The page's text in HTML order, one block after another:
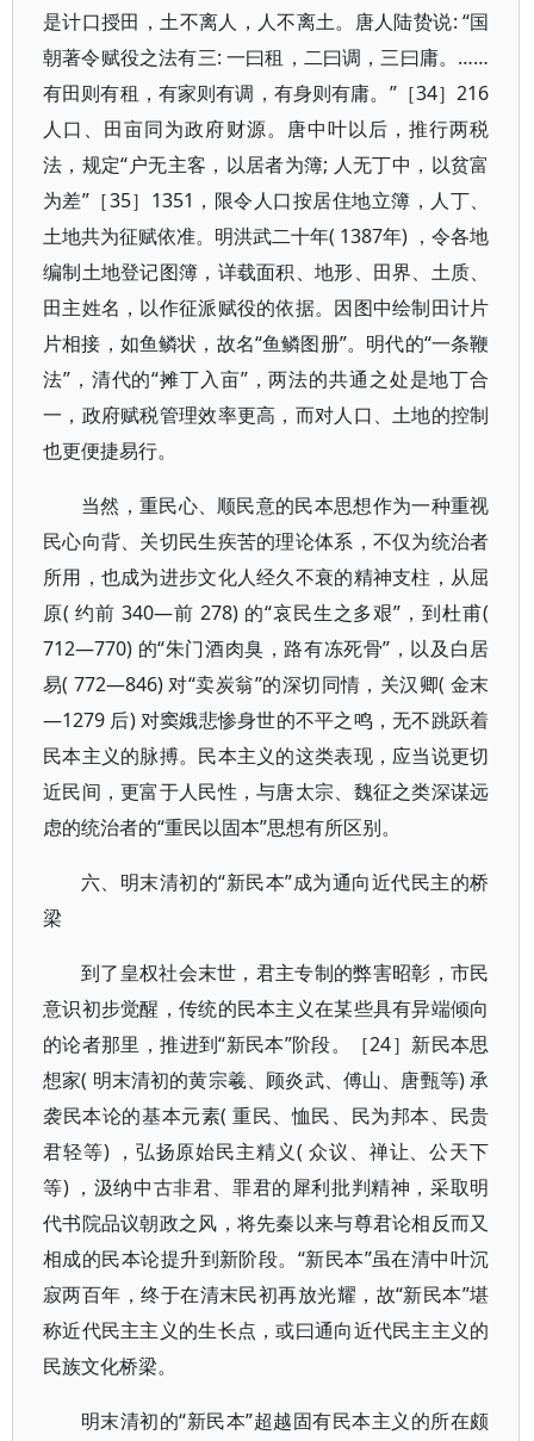
是计口授田，土不离人，人不离土。唐人陆贽说: “国
朝著令赋役之法有三: 一曰租，二曰调，三曰庸。……
有田则有租，有家则有调，有身则有庸。”［34］216
人口、田亩同为政府财源。唐中叶以后，推行两税
法，规定“户无主客，以居者为簿; 人无丁中，以贫富
为差”［35］1351，限令人口按居住地立簿，人丁、
土地共为征赋依准。明洪武二十年( 1387年) ，令各地
编制土地登记图簿，详载面积、地形、田界、土质、
田主姓名，以作征派赋役的依据。因图中绘制田计片
片相接，如鱼鳞状，故名“鱼鳞图册”。明代的“一条鞭
法”，清代的“摊丁入亩”，两法的共通之处是地丁合
一，政府赋税管理效率更高，而对人口、土地的控制
也更便捷易行。
当然，重民心、顺民意的民本思想作为一种重视
民心向背、关切民生疾苦的理论体系，不仅为统治者
所用，也成为进步文化人经久不衰的精神支柱，从屈
原( 约前 340—前 278) 的“哀民生之多艰”，到杜甫(
712—770) 的“朱门酒肉臭，路有冻死骨”，以及白居
易( 772—846) 对“卖炭翁”的深切同情，关汉卿( 金末
—1279 后) 对窦娥悲惨身世的不平之鸣，无不跳跃着
民本主义的脉搏。民本主义的这类表现，应当说更切
近民间，更富于人民性，与唐太宗、魏征之类深谋远
虑的统治者的“重民以固本”思想有所区别。
六、明末清初的“新民本”成为通向近代民主的桥
梁
到了皇权社会末世，君主专制的弊害昭彰，市民
意识初步觉醒，传统的民本主义在某些具有异端倾向
的论者那里，推进到“新民本”阶段。［24］新民本思
想家( 明末清初的黄宗羲、顾炎武、傅山、唐甄等) 承
袭民本论的基本元素( 重民、恤民、民为邦本、民贵
君轻等) ，弘扬原始民主精义( 众议、禅让、公天下
等) ，汲纳中古非君、罪君的犀利批判精神，采取明
代书院品议朝政之风，将先秦以来与尊君论相反而又
相成的民本论提升到新阶段。“新民本”虽在清中叶沉
寂两百年，终于在清末民初再放光耀，故“新民本”堪
称近代民主主义的生长点，或曰通向近代民主主义的
民族文化桥梁。
明末清初的“新民本”超越固有民本主义的所在颇